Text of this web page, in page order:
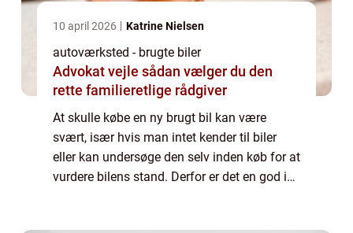
10 april 2026 Katrine Nielsen
autoværksted - brugte biler
Advokat vejle sådan vælger du den
rette familieretlige rådgiver
At skulle købe en ny brugt bil kan være
svært, især hvis man intet kender til biler
eller kan undersøge den selv inden køb for at
vurdere bilens stand. Derfor er det en god ide